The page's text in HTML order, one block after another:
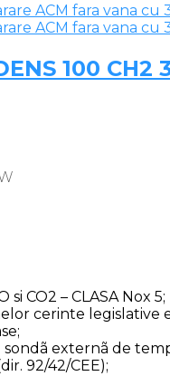
100
CO2 – CLASA Nox 5;
cerinte legislative
externã de
92/42/CEE);